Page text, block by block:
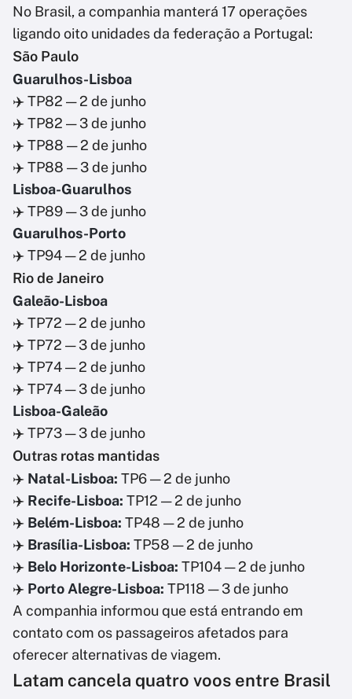
No Brasil, a companhia manterá 17 operações
ligando oito unidades da federação a Portugal:
São Paulo
Guarulhos-Lisboa
✈️ TP82 — 2 de junho
✈️ TP82 — 3 de junho
✈️ TP88 — 2 de junho
✈️ TP88 — 3 de junho
Lisboa-Guarulhos
✈️ TP89 — 3 de junho
Guarulhos-Porto
✈️ TP94 — 2 de junho
Rio de Janeiro
Galeão-Lisboa
✈️ TP72 — 2 de junho
✈️ TP72 — 3 de junho
✈️ TP74 — 2 de junho
✈️ TP74 — 3 de junho
Lisboa-Galeão
✈️ TP73 — 3 de junho
Outras rotas mantidas
✈️ Natal-Lisboa: TP6 — 2 de junho
✈️ Recife-Lisboa: TP12 — 2 de junho
✈️ Belém-Lisboa: TP48 — 2 de junho
✈️ Brasília-Lisboa: TP58 — 2 de junho
✈️ Belo Horizonte-Lisboa: TP104 — 2 de junho
✈️ Porto Alegre-Lisboa: TP118 — 3 de junho
A companhia informou que está entrando em
contato com os passageiros afetados para
oferecer alternativas de viagem.
Latam cancela quatro voos entre Brasil